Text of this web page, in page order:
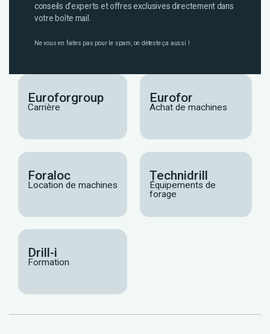
conseils d’experts et offres exclusives directement dans
votre boîte mail.
Ne vous en faites pas pour le spam, on déteste ça aussi !
Euroforgroup
Carrière
Eurofor
Achat de machines
Foraloc
Location de machines
Technidrill
Équipements de
forage
Drill-i
Formation